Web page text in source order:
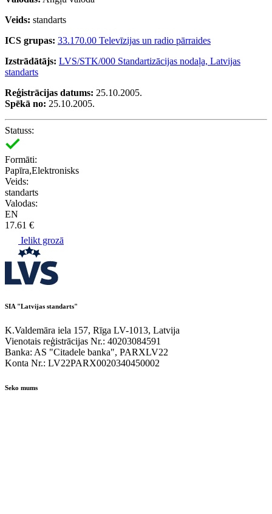
Veids: standarts
ICS grupas: 33.170.00 Televīzijas un radio pārraides
Izstrādātājs: LVS/STK/000 Standartizācijas nodaļa, Latvijas
standarts
Reģistrācijas datums: 25.10.2005.
Spēkā no: 25.10.2005.
Statuss:
Formāti:
Papīra,Elektronisks
Veids:
standarts
Valodas:
EN
17.61 €
Ielikt grozā
SIA "Latvijas standarts"
K.Valdemāra iela 157, Rīga LV-1013, Latvija
Vienotais reģistrācijas Nr.: 40203084591
Banka: AS "Citadele banka", PARXLV22
Konta Nr.: LV22PARX0020340450002
Seko mums